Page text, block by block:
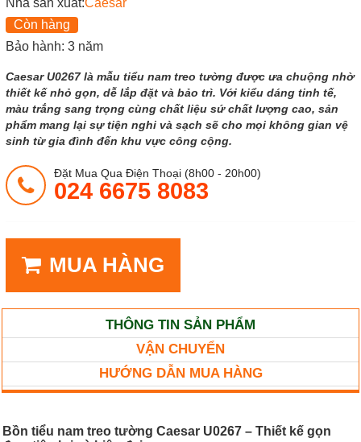
Còn hàng
Bảo hành: 3 năm
Caesar U0267 là mẫu tiểu nam treo tường được ưa chuộng nhờ
thiết kế nhỏ gọn, dễ lắp đặt và bảo trì. Với kiểu dáng tinh tế,
màu trắng sang trọng cùng chất liệu sứ chất lượng cao, sản
phẩm mang lại sự tiện nghi và sạch sẽ cho mọi không gian vệ
sinh từ gia đình đến khu vực công cộng.
Đặt Mua Qua Điện Thoại (8h00 - 20h00)
024 6675 8083
MUA HÀNG
THÔNG TIN SẢN PHẨM
VẬN CHUYỂN
HƯỚNG DẪN MUA HÀNG
Bồn tiểu nam treo tường Caesar U0267 – Thiết kế gọn